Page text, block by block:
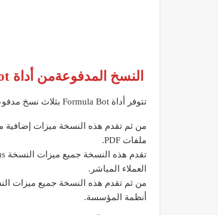
النسخ المدفوعةمن أداة Excel Formula Bot لكتابة صيغ إكسل بسهولة
تتوفر أداة Formula Bot بثلاث نسخ مدفوعة بالإضافة إلى النسخة المجانية، وهي:
ملفات PDF.
العملاء المباشر.
أنظمة المؤسسة.